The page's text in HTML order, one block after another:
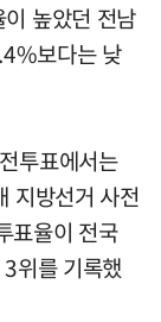
높았던 전남
보다는 낮
투표에서는
지방선거 사전
표율이 전국
위를 기록했